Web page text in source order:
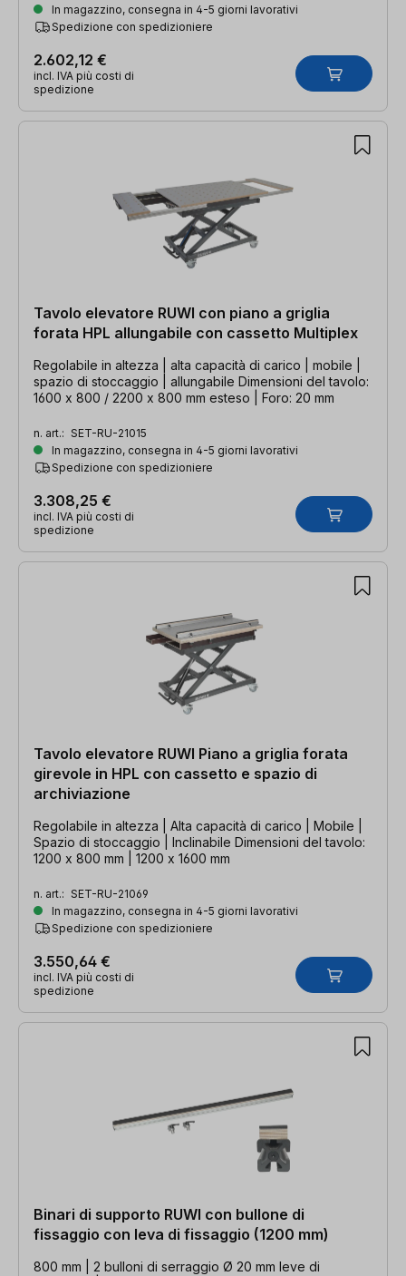
In magazzino, consegna in 4-5 giorni lavorativi
Spedizione con spedizioniere
2.602,12 €
incl. IVA più costi di
spedizione
Tavolo elevatore RUWI con piano a griglia
forata HPL allungabile con cassetto Multiplex
Regolabile in altezza | alta capacità di carico | mobile |
spazio di stoccaggio | allungabile Dimensioni del tavolo:
1600 x 800 / 2200 x 800 mm esteso | Foro: 20 mm
n. art.: SET-RU-21015
In magazzino, consegna in 4-5 giorni lavorativi
Spedizione con spedizioniere
3.308,25 €
incl. IVA più costi di
spedizione
Tavolo elevatore RUWI Piano a griglia forata
girevole in HPL con cassetto e spazio di
archiviazione
Regolabile in altezza | Alta capacità di carico | Mobile |
Spazio di stoccaggio | Inclinabile Dimensioni del tavolo:
1200 x 800 mm | 1200 x 1600 mm
n. art.: SET-RU-21069
In magazzino, consegna in 4-5 giorni lavorativi
Spedizione con spedizioniere
3.550,64 €
incl. IVA più costi di
spedizione
Binari di supporto RUWI con bullone di
fissaggio con leva di fissaggio (1200 mm)
800 mm | 2 bulloni di serraggio Ø 20 mm leve di